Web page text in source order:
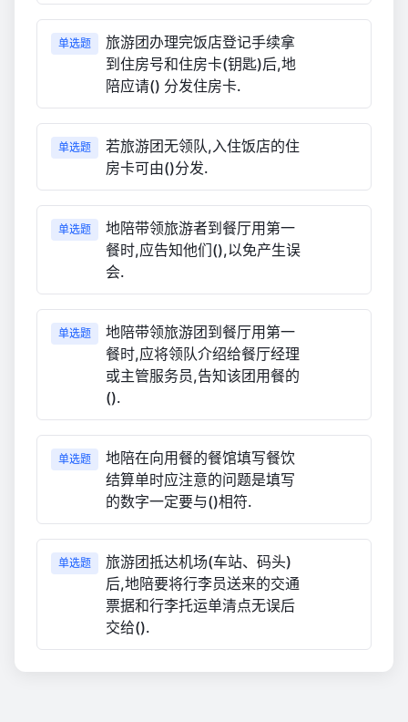
单选题
旅游团办理完饭店登记手续拿
到住房号和住房卡(钥匙)后,地
陪应请() 分发住房卡.
单选题
若旅游团无领队,入住饭店的住
房卡可由()分发.
单选题
地陪带领旅游者到餐厅用第一
餐时,应告知他们(),以免产生误
会.
单选题
地陪带领旅游团到餐厅用第一
餐时,应将领队介绍给餐厅经理
或主管服务员,告知该团用餐的
().
单选题
地陪在向用餐的餐馆填写餐饮
结算单时应注意的问题是填写
的数字一定要与()相符.
单选题
旅游团抵达机场(车站、码头)
后,地陪要将行李员送来的交通
票据和行李托运单清点无误后
交给().